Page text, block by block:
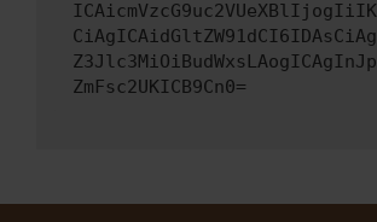
ZmFsc2UKICB9Cn0=